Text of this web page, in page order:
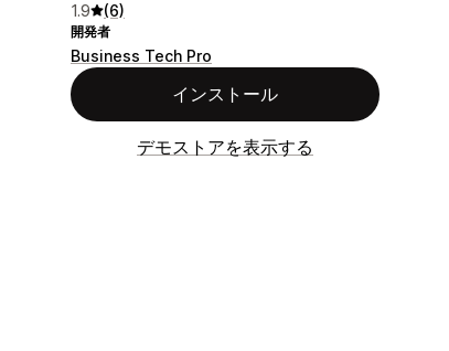
1.9 (6)
開発者
Business Tech Pro
インストール
デモストアを表示する